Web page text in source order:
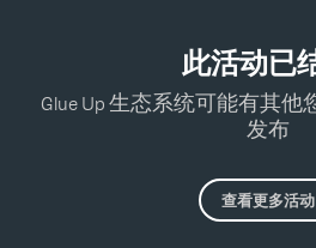
此活动已
Glue Up 生态系统可能有其
发布
查看更多活动